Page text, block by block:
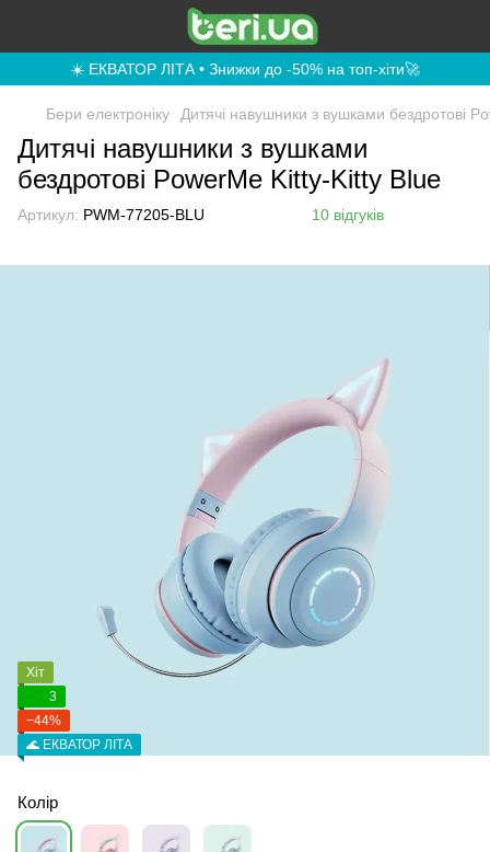
☀️ ЕКВАТОР ЛІТА • Знижки до -50% на топ-хіти🚀
Бери електроніку Дитячі навушники з вушками бездротові
Дитячі навушники з вушками
бездротові PowerMe Kitty-Kitty Blue
Артикул: PWM-77205-BLU 10 відгуків
Хіт
3
−44%
🌊 ЕКВАТОР ЛІТА
Колір